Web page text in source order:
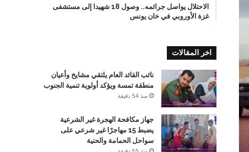
الاحتلال يواصل جرائمه.. وصول 18 شهيدا إلى مستشفى
غزة الأوروبي في خان يونس
اخر المقالات
نائب القائد العام يلتقي مشايخ وأعيان
منطقة تمسة ويؤكد أولوية تنمية الجنوب
منذ 54 دقيقة
جهاز مكافحة الهجرة غير الشرعية
يضبط 15 مهاجرًا غير شرعي على
سواحل الحمامة والحنية